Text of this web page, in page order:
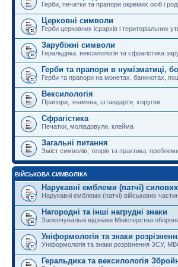
Герби, печатки та прапори окремих осіб і
Церковні символи
Герби церковних ієрархів і територіальних
Зарубіжні символи
Геральдика, вексилологія та сфрагістика
Герби та прапори в нумізматиці,
Герби та прапори на монетах, банкнотах,
Вексилологія
Прапори, знамена, штандарти, хоругви
Сфрагістика
Печатки, молівдовули, клейма
Загальні питання
Зміст символів; теорія та практика;
ВІЙСЬКОВА СИМВОЛІКА
Нарукавні емблеми (патчі)
Нарукавні емблеми (патчі) військових
Нагородні та інші нагрудні знаки
Заохочувальні відзнаки Міністерства
Уніформологія та знаки
Уніформологія та знаки розрізнення ЗСУ,
Геральдика та вексилологія